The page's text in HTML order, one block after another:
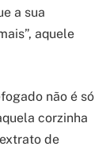
a sua
aquele
não é só
corzinha
de